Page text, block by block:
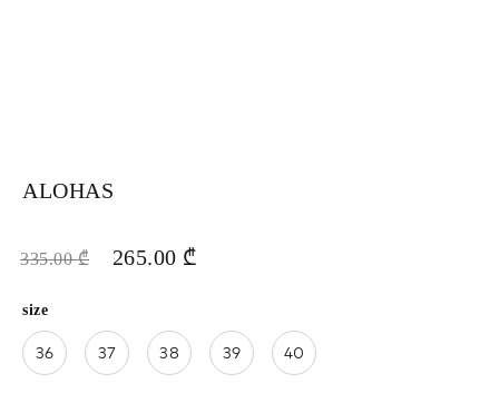
ALOHAS
335.00₾ 265.00 ₾
size
36 37 38 39 40